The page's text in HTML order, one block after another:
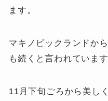
ます。
マキノピックランドか
も続くと言われています
11月下旬ごろから美し